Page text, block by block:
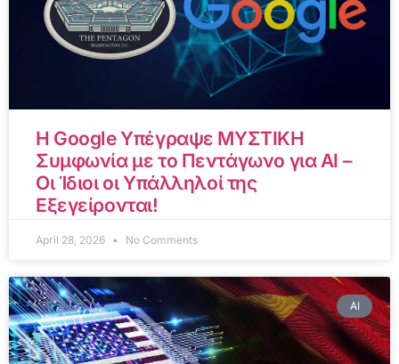
Η Google Υπέγραψε ΜΥΣΤΙΚΗ
Συμφωνία με το Πεντάγωνο για AI –
Οι Ίδιοι οι Υπάλληλοί της
Εξεγείρονται!
April 28, 2026 No Comments
AI